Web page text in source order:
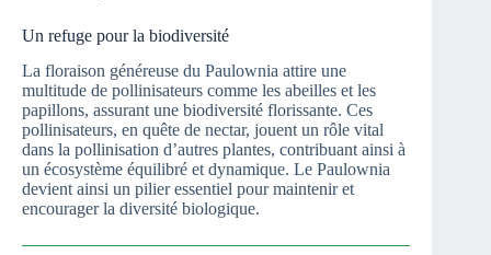
Un refuge pour la biodiversité
La floraison généreuse du Paulownia attire une
multitude de pollinisateurs comme les abeilles et les
papillons, assurant une biodiversité florissante. Ces
pollinisateurs, en quête de nectar, jouent un rôle vital
dans la pollinisation d’autres plantes, contribuant ainsi à
un écosystème équilibré et dynamique. Le Paulownia
devient ainsi un pilier essentiel pour maintenir et
encourager la diversité biologique.